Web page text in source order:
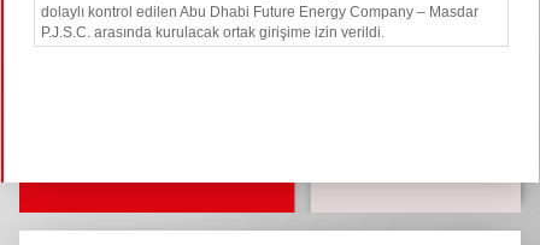
dolaylı kontrol edilen Abu Dhabi Future Energy Company – Masdar
P.J.S.C. arasında kurulacak ortak girişime izin verildi.